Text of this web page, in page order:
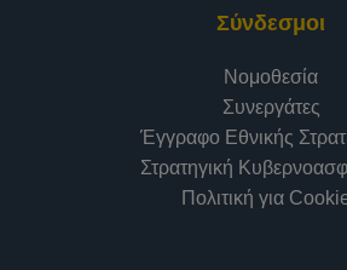
Σύνδεσμοι
Νομοθεσία
Συνεργάτες
Έγγραφο Εθνικής
Στρατηγική
Πολιτική για